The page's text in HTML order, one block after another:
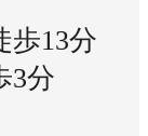
歩13分
3分